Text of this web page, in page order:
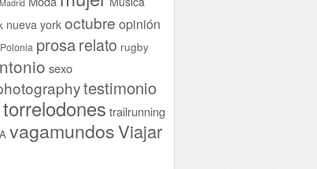
Madrid
nueva york octubre opinión
Polonia prosarelato rugby
sexo
testimonio
torrelodones trailrunning
vagamundosViajar